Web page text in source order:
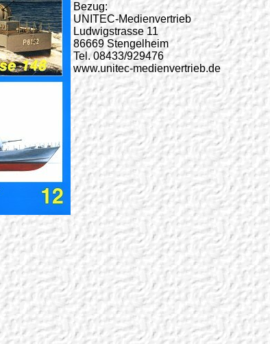
Bezug:
UNITEC-Medienvertrieb
Ludwigstrasse 11
86669 Stengelheim
Tel. 08433/929476
www.unitec-medienvertrieb.de